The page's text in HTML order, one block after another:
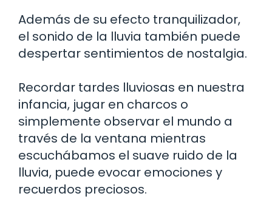
Además de su efecto tranquilizador,
el sonido de la lluvia también puede
despertar sentimientos de nostalgia.
Recordar tardes lluviosas en nuestra
infancia, jugar en charcos o
simplemente observar el mundo a
través de la ventana mientras
escuchábamos el suave ruido de la
lluvia, puede evocar emociones y
recuerdos preciosos.